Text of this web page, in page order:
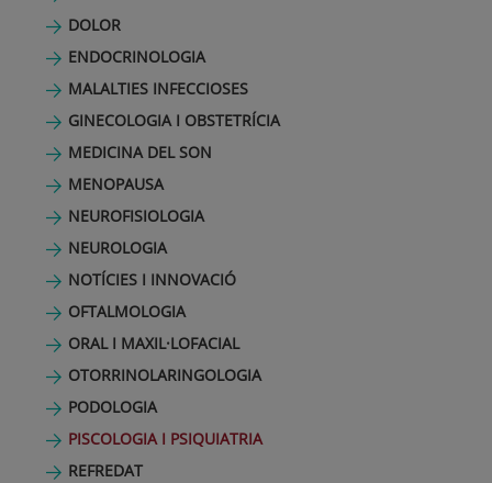
DOLOR
ENDOCRINOLOGIA
MALALTIES INFECCIOSES
GINECOLOGIA I OBSTETRÍCIA
MEDICINA DEL SON
MENOPAUSA
NEUROFISIOLOGIA
NEUROLOGIA
NOTÍCIES I INNOVACIÓ
OFTALMOLOGIA
ORAL I MAXIL·LOFACIAL
OTORRINOLARINGOLOGIA
PODOLOGIA
PISCOLOGIA I PSIQUIATRIA
REFREDAT